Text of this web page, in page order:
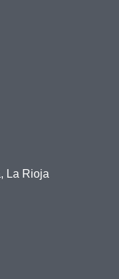
La Rioja